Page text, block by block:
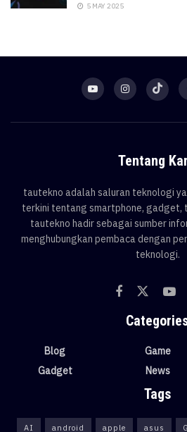
5 MAY 2025
Tentang
tautekno adalah saluran teknologi
terkini tentang smartphone, gadget,
tautekno hadir sebagai sumber
menghubungkan pembaca dengan
teknologi.
Blog
Gadget
Game
News
Tags
AI android apple asus